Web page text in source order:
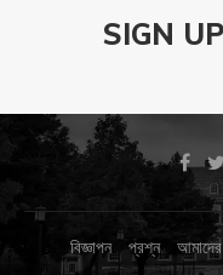
SIGN
বিজ্ঞাপন প্রশ্ন আমাদের